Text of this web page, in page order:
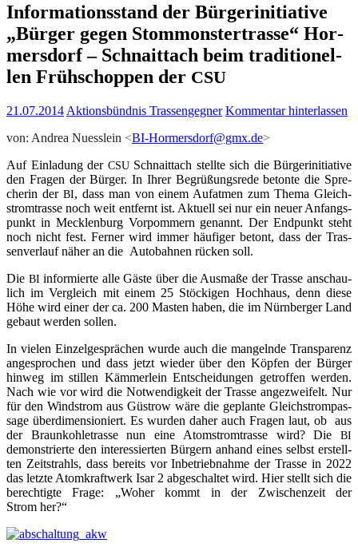
Infor­ma­ti­ons­stand der Bür­ger­initia­ti­ve
„Bür­ger gegen Stom­mons­ter­tras­se“ Hor­
mers­dorf – Schnaitt­ach beim tra­di­tio­nel­
len Früh­schop­pen der CSU
21.07.2014 Aktionsbündnis Trassengegner Kommentar hinterlassen
von: Andrea Nuess­lein <BI-Hormersdorf@gmx.de>
Auf Ein­la­dung der CSUSchnaitt­ach stell­te sich die Bür­ger­initia­ti­ve
den Fra­gen der Bür­ger. In Ihrer Begrü­ßungs­re­de beton­te die Spre­
che­rin der BI, dass man von einem Auf­at­men zum The­ma Gleich­
strom­tras­se noch weit ent­fernt ist. Aktu­ell sei nur ein neu­er Anfangs­
punkt in Meck­len­burg Vor­pom­mern genannt. Der End­punkt steht
noch nicht fest. Fer­ner wird immer häu­fi­ger betont, dass der Tras­
sen­ver­lauf näher an die Auto­bah­nen rücken soll.
Die BI infor­mier­te alle Gäs­te über die Aus­ma­ße der Tras­se anschau­
lich im Ver­gleich mit einem 25 Stö­cki­gen Hoch­haus, denn die­se
Höhe wird einer der ca. 200 Mas­ten haben, die im Nürn­ber­ger Land
gebaut wer­den sollen.
In vie­len Ein­zel­ge­sprä­chen wur­de auch die man­geln­de Trans­pa­renz
ange­spro­chen und dass jetzt wie­der über den Köp­fen der Bür­ger
hin­weg im stil­len Käm­mer­lein Ent­schei­dun­gen getrof­fen wer­den.
Nach wie vor wird die Not­wen­dig­keit der Tras­se ange­zwei­felt. Nur
für den Wind­strom aus Güs­trow wäre die geplan­te Gleich­strom­pas­
sa­ge über­di­men­sio­niert. Es wur­den daher auch Fra­gen laut, ob aus
der Braun­koh­le­tras­se nun eine Atom­strom­tras­se wird? Die BI
demons­trier­te den inter­es­sier­ten Bür­gern anhand eines selbst erstell­
ten Zeit­strahls, dass bereits vor Inbe­trieb­nah­me der Tras­se in 2022
das letz­te Atom­kraft­werk Isar 2 abge­schal­tet wird. Hier stellt sich die
berech­tig­te Fra­ge: „Woher kommt in der Zwi­schen­zeit der
Strom her?“